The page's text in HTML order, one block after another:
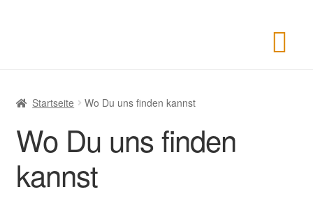
Startseite Wo Du uns finden kannst
Wo Du uns finden
kannst